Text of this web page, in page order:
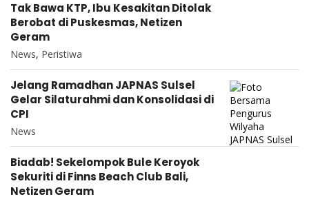
Tak Bawa KTP, Ibu Kesakitan Ditolak
Berobat di Puskesmas, Netizen
Geram
News, Peristiwa
Jelang Ramadhan JAPNAS Sulsel
Gelar Silaturahmi dan Konsolidasi di
CPI
News
Biadab! Sekelompok Bule Keroyok
Sekuriti di Finns Beach Club Bali,
Netizen Geram